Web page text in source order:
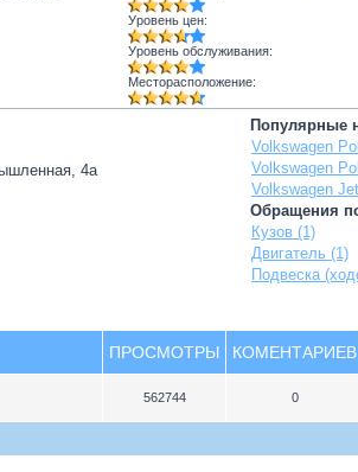
Уровень цен:
Уровень обслуживания:
Месторасположение:
Популярные
Volkswagen
Volkswagen
Volkswagen
Обращения
Кузов (1)
Двигатель (1)
Подвеска
4а
ПРОСМОТРЫ КОМЕНТАРИЕВ
562744 0